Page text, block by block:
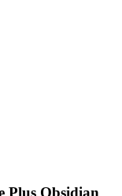
Plus Obsidian